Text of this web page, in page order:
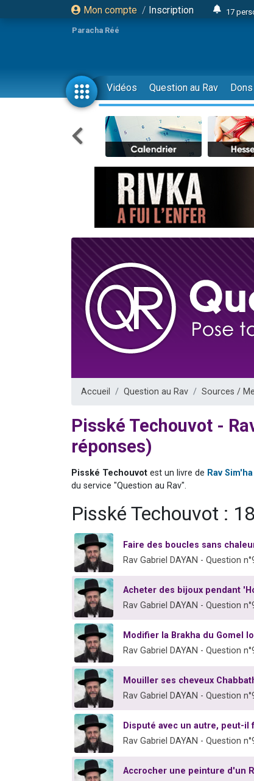
Mon compte / Inscription
17
Eva
4
3
Odaya
3
2
13
Il
12
3
2
3
2
8
Paracha Réé
Vidéos Question au Rav Dons
Accueil Question au Rav Sources /
Pisské Techouvot -
réponses)
Pisské Techouvot est un livre de Rav
du service "Question au Rav".
Pisské Techouvot :
Faire des boucles sans
Rav Gabriel DAYAN - Question
Acheter des bijoux pendant
Rav Gabriel DAYAN - Question
Modifier la Brakha du Gomel
Rav Gabriel DAYAN - Question
Mouiller ses cheveux
Rav Gabriel DAYAN - Question
Disputé avec un autre, peut-il
Rav Gabriel DAYAN - Question
Accrocher une peinture d'un